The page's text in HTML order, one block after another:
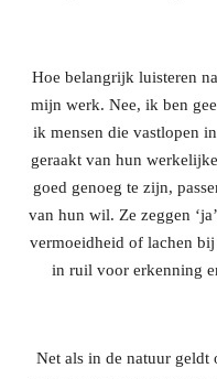
Hoe belangrijk luisteren
mijn werk. Nee, ik ben
ik mensen die vastlopen
geraakt van hun
goed genoeg te zijn,
van hun wil. Ze zeggen
vermoeidheid of lachen
in ruil voor erkenning
Net als in de natuur geldt